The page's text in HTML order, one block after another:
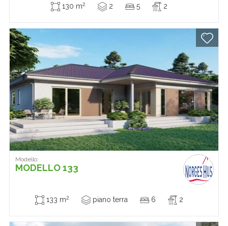
130 m2 2 5 2
Modello:
MODELLO 133
133 m2 piano terra 6 2